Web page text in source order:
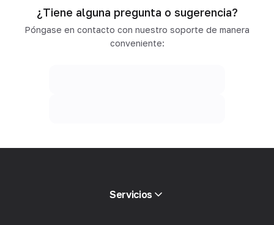
¿Tiene alguna pregunta o sugerencia?
Póngase en contacto con nuestro soporte de manera
conveniente:
Servicios